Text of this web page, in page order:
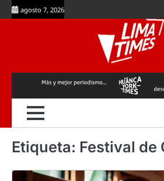
Skip
to
agosto 7, 2026
Etiqueta: Festival de